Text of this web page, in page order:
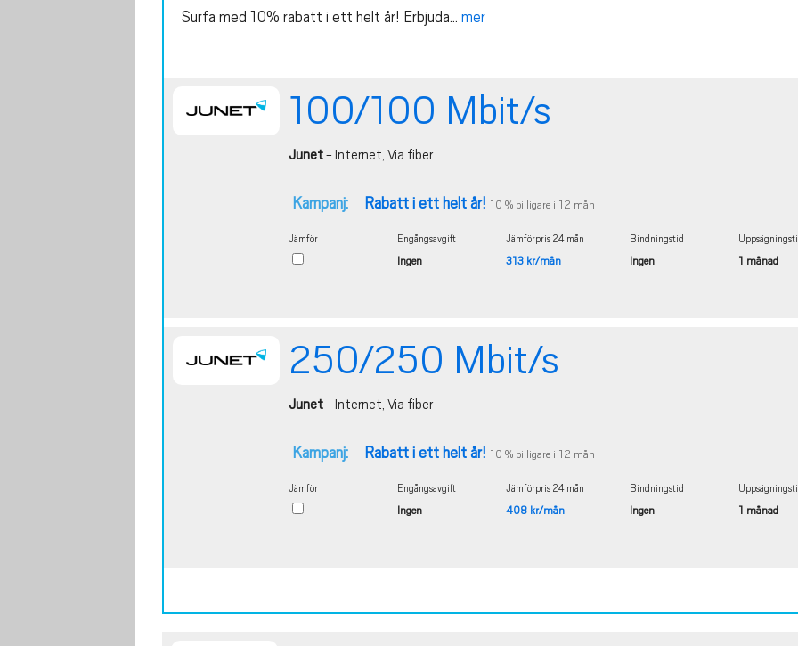
Surfa med 10% rabatt i ett helt år! Erbjuda... mer
100/100 Mbit/s
Junet- Internet, Via fiber
Kampanj: Rabatt i ett helt år! 10 % billigare i 12 mån
Jämför Engångsavgift
Ingen
Jämförpris 24 mån
313 kr/mån
Bindningstid
Ingen 1 månad
250/250 Mbit/s
Junet- Internet, Via fiber
Kampanj: Rabatt i ett helt år! 10 % billigare i 12 mån
Jämför Engångsavgift
Ingen
Jämförpris 24 mån
408 kr/mån
Bindningstid
Ingen 1 månad